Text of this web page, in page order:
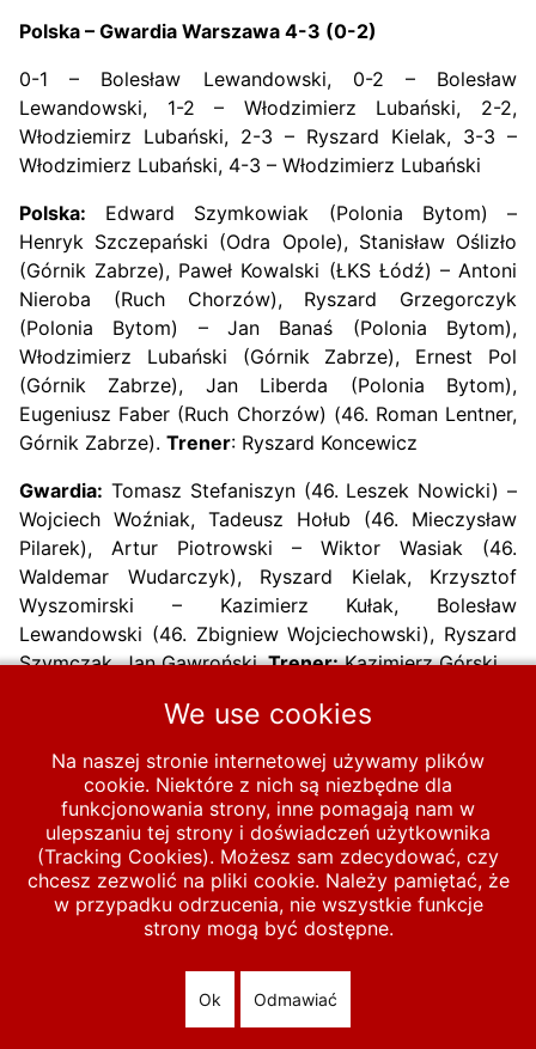
Polska – Gwardia Warszawa 4-3 (0-2)
0-1 – Bolesław Lewandowski, 0-2 – Bolesław
Lewandowski, 1-2 – Włodzimierz Lubański, 2-2,
Włodziemirz Lubański, 2-3 – Ryszard Kielak, 3-3 –
Włodzimierz Lubański, 4-3 – Włodzimierz Lubański
Polska: Edward Szymkowiak (Polonia Bytom) –
Henryk Szczepański (Odra Opole), Stanisław Oślizło
(Górnik Zabrze), Paweł Kowalski (ŁKS Łódź) – Antoni
Nieroba (Ruch Chorzów), Ryszard Grzegorczyk
(Polonia Bytom) – Jan Banaś (Polonia Bytom),
Włodzimierz Lubański (Górnik Zabrze), Ernest Pol
(Górnik Zabrze), Jan Liberda (Polonia Bytom),
Eugeniusz Faber (Ruch Chorzów) (46. Roman Lentner,
Górnik Zabrze). Trener: Ryszard Koncewicz
Gwardia: Tomasz Stefaniszyn (46. Leszek Nowicki) –
Wojciech Woźniak, Tadeusz Hołub (46. Mieczysław
Pilarek), Artur Piotrowski – Wiktor Wasiak (46.
Waldemar Wudarczyk), Ryszard Kielak, Krzysztof
Wyszomirski – Kazimierz Kułak, Bolesław
Lewandowski (46. Zbigniew Wojciechowski), Ryszard
Szymczak, Jan Gawroński.Trener:Kazimierz Górski
Grano 2 x 30 minut
Poprzednia strona: 1964-9-10 Polska – Legia II Warszawa 3-1
Poprzednia Następna
Następna
Start MECZE Polska A 1961-1970
1964
1964-9-09 Polska – Gwardia Warszawa 4-3
© 2026 polska-pilka.pl|Tanie strony internetowe
We use cookies
Na naszej stronie internetowej używamy plików
cookie. Niektóre z nich są niezbędne dla
funkcjonowania strony, inne pomagają nam w
ulepszaniu tej strony i doświadczeń użytkownika
(Tracking Cookies). Możesz sam zdecydować, czy
chcesz zezwolić na pliki cookie. Należy pamiętać, że
w przypadku odrzucenia, nie wszystkie funkcje
strony mogą być dostępne.
Ok Odmawiać